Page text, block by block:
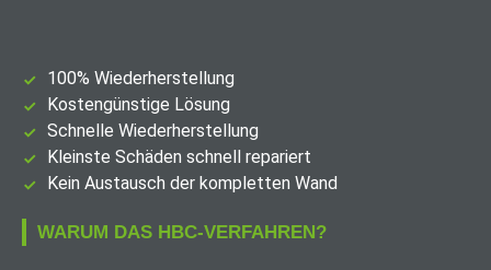
100% Wiederherstellung
Kostengünstige Lösung
Schnelle Wiederherstellung
Kleinste Schäden schnell repariert
Kein Austausch der kompletten Wand
WARUM DAS HBC-VERFAHREN?